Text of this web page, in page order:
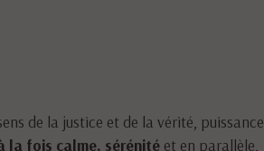
de la justice et de la vérité, puissance,
la fois calme, sérénité et en parallèle,